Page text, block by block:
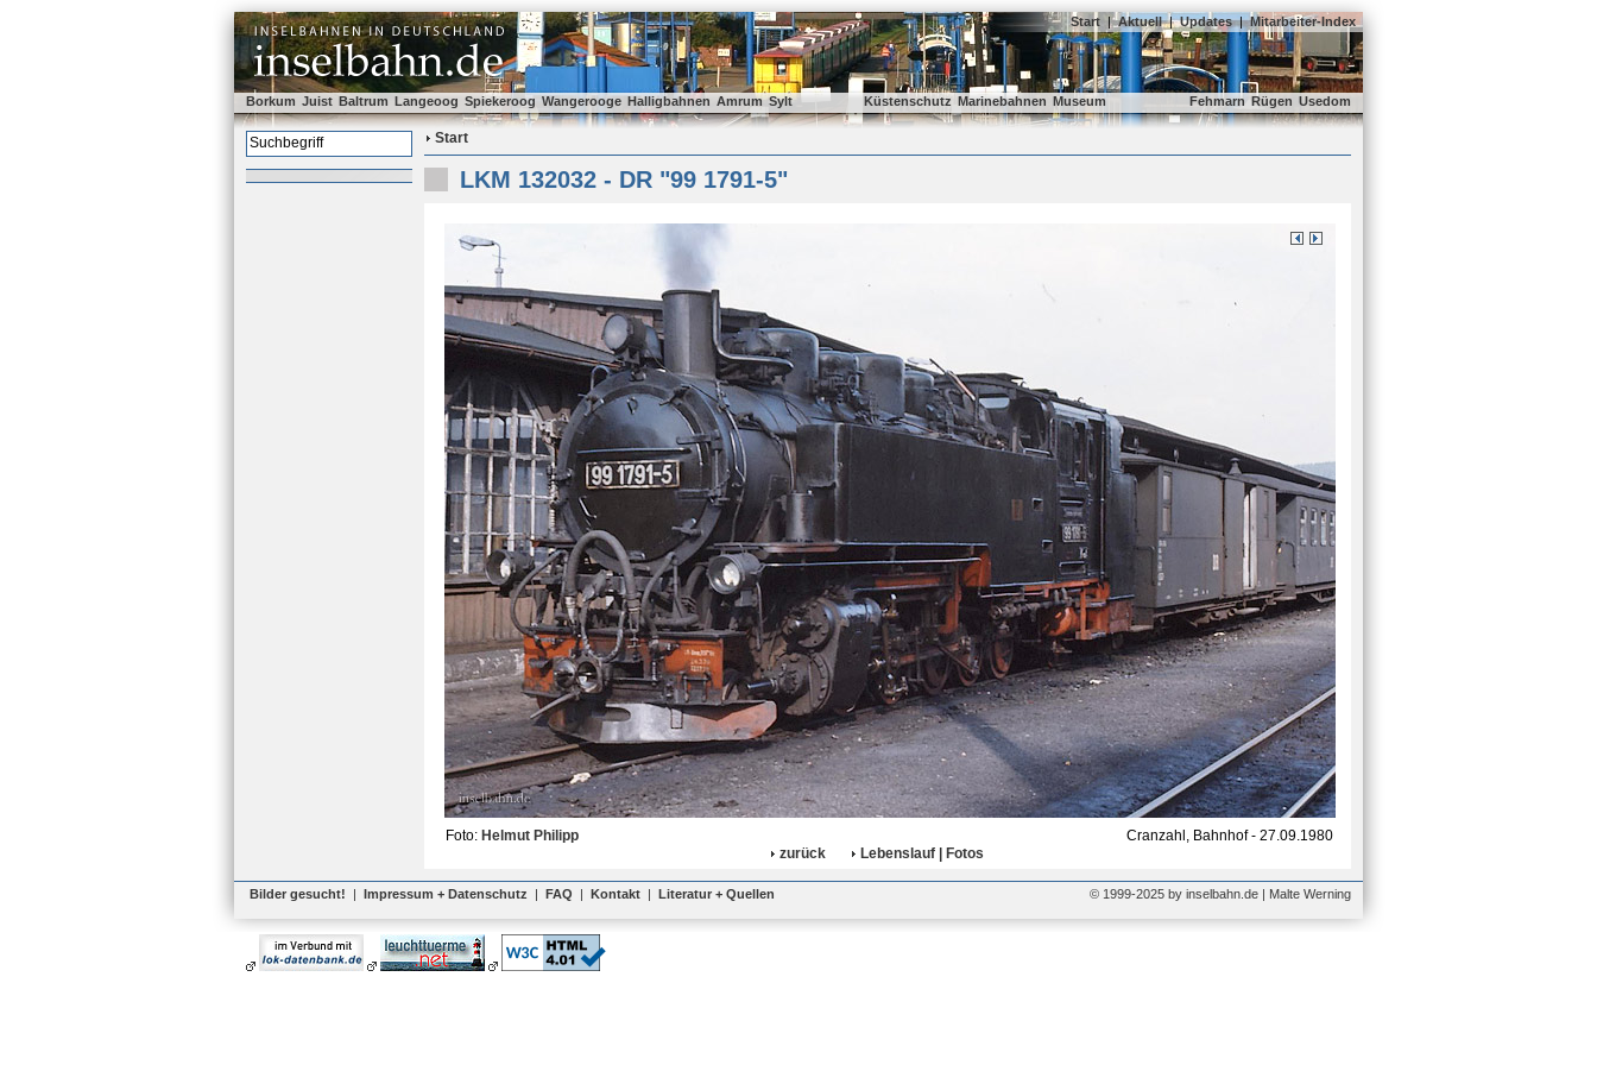
Start | Aktuell | Updates | Mitarbeiter-Index
Borkum Juist Baltrum Langeoog Spiekeroog Wangerooge Halligbahnen Amrum Sylt Küstenschutz Marinebahnen Museum Fehmarn Rügen Usedom
Start
LKM 132032 - DR "99 1791-5"
Foto: Helmut Philipp
Cranzahl, Bahnhof - 27.09.1980
zurück
Lebenslauf | Fotos
Bilder gesucht! | Impressum + Datenschutz | FAQ | Kontakt | Literatur + Quellen © 1999-2025 by inselbahn.de | Malte Werning